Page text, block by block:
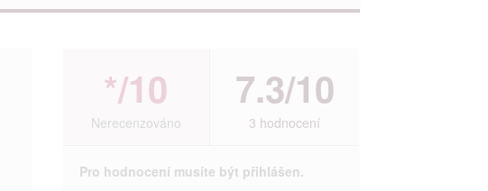
*/10
Nerecenzováno
7.3/10
3 hodnocení
Pro hodnocení musíte být přihlášen.